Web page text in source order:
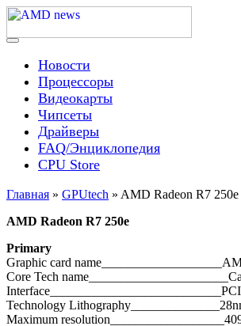
Skip
content
AMD news
Menu
Новости
Процессоры
Видеокарты
Чипсеты
Драйверы
FAQ/Энциклопедия
CPU Store
Главная » GPUtech » AMD Radeon R7 250e
AMD Radeon R7 250e
Primary
Graphic card
Core Tech
Technology
Maximum